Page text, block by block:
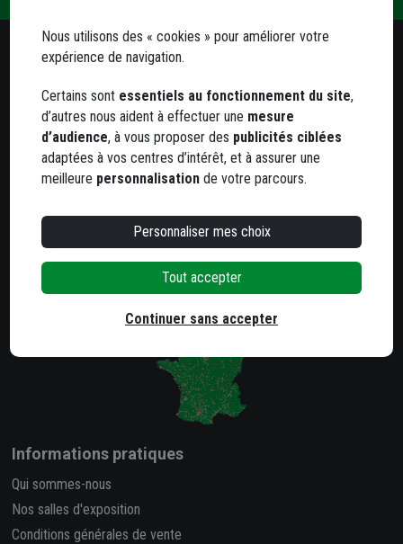
Besoin d'un conseil ?
Notre service client est à votre écoute
Du lundi au jeudi
de 8h à 12h et de 13h30 à 17h
Le vendredi
de 8h à 12h et de 13h30 à 16h
05 63 78 33 33
800 agences dans toute la France
Trouvez votre agence la plus proche
Informations pratiques
Qui sommes-nous
Nos salles d'exposition
Conditions générales de vente
Nous utilisons des « cookies » pour améliorer votre
expérience de navigation.
Certains sont essentiels au fonctionnement du site,
d’autres nous aident à effectuer une mesure
d’audience, à vous proposer des publicités ciblées
adaptées à vos centres d’intérêt, et à assurer une
meilleure personnalisation de votre parcours.
Personnaliser mes choix
Tout accepter
Continuer sans accepter